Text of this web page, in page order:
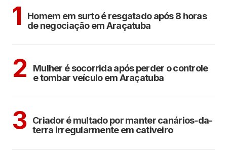
1
Homem em surto é resgatado após 8 horas
de negociação em Araçatuba
2
Mulher é socorrida após perder o controle
e tombar veículo em Araçatuba
3 Criador é multado por manter canários-da-
terra irregularmente em cativeiro